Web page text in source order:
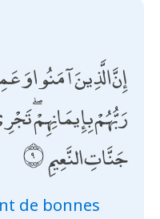
إِنَّ الَّذِينَ آمَنُوا
رَبُّهُمْ بِإِيمَانِهِمْ
جَنَّاتِ النَّعِيمِ
de bonnes